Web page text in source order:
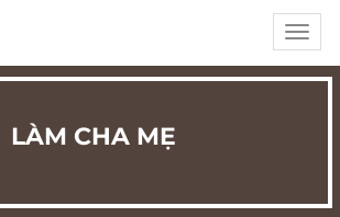
LÀM CHA MẸ